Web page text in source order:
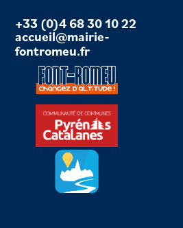
+33 (0)4 68 30 10 22
accueil@mairie-
fontromeu.fr